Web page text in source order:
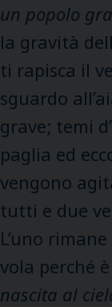
un popolo
la gravità
ti rapisca il
sguardo
grave; temi
paglia ed
vengono
tutti e due
L’uno
vola perché
nascita al